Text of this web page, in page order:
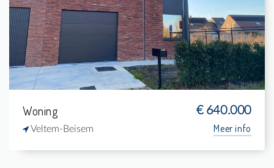
6
24.930 m²
Woning € 640.000
Veltem-Beisem Meer info